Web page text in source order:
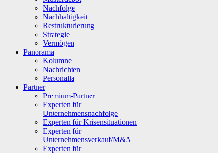
Nachfolge
Nachhaltigkeit
Restrukturierung
Strategie
Vermögen
Panorama
Kolumne
Nachrichten
Personalia
Partner
Premium-Partner
Experten für
Unternehmensnachfolge
Experten für Krisensituationen
Experten für
Unternehmensverkauf/M&A
Experten für